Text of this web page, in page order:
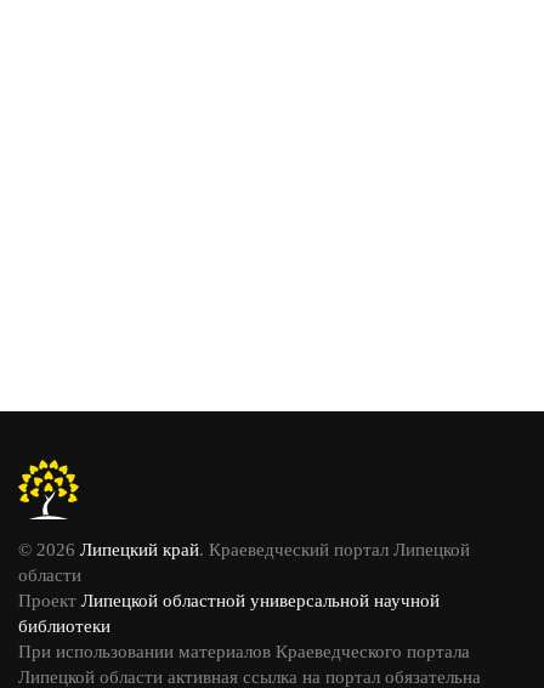
© 2026 Липецкий край. Краеведческий портал Липецкой
области
Проект Липецкой областной универсальной научной
библиотеки
При использовании материалов Краеведческого портала
Липецкой области активная ссылка на портал обязательна